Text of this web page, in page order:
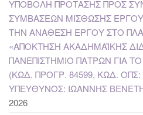
ΥΠΟΒΟΛΗ ΠΡΟΤΑΣΗΣ ΠΡΟΣ
ΣΥΜΒΑΣΕΩΝ ΜΙΣΘΩΣΗΣ ΕΡΓΟΥ
ΤΗΝ ΑΝΑΘΕΣΗ ΕΡΓΟΥ ΣΤΟ
«ΑΠΟΚΤΗΣΗ ΑΚΑΔΗΜΑΪΚΗΣ
ΠΑΝΕΠΙΣΤΗΜΙΟ ΠΑΤΡΩΝ ΓΙΑ ΤΟ
(ΚΩΔ. ΠΡΟΓΡ. 84599, ΚΩΔ. ΟΠΣ:
ΥΠΕΥΘΥΝΟΣ: ΙΩΑΝΝΗΣ
2026